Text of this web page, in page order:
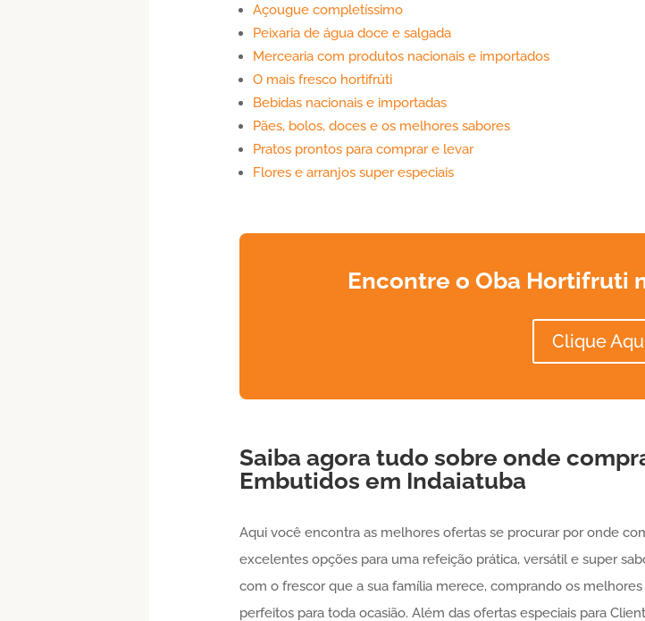
Açougue completíssimo
Peixaria de água doce e salgada
Mercearia com produtos nacionais e importados
O mais fresco hortifrúti
Bebidas nacionais e importadas
Pães, bolos, doces e os melhores sabores
Pratos prontos para comprar e levar
Flores e arranjos super especiais
Encontre o Oba Hortifruti
Clique
Saiba agora tudo sobre onde
Embutidos em Indaiatuba
Aqui você encontra as melhores ofertas se procurar por onde
excelentes opções para uma refeição prática, versátil e super
com o frescor que a sua família merece, comprando os melhores
perfeitos para toda ocasião. Além das ofertas especiais para